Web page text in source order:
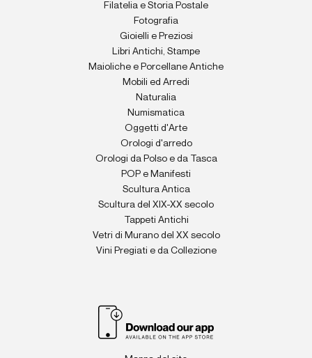
Filatelia e Storia Postale
Fotografia
Gioielli e Preziosi
Libri Antichi, Stampe
Maioliche e Porcellane Antiche
Mobili ed Arredi
Naturalia
Numismatica
Oggetti d'Arte
Orologi d'arredo
Orologi da Polso e da Tasca
POP e Manifesti
Scultura Antica
Scultura del XIX-XX secolo
Tappeti Antichi
Vetri di Murano del XX secolo
Vini Pregiati e da Collezione